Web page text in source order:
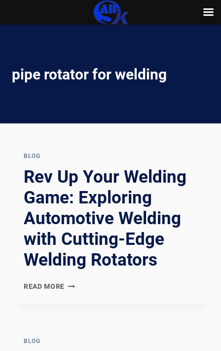
pipe rotator for welding
BLOG
Rev Up Your Welding
Game: Exploring
Automotive Welding
with Cutting-Edge
Welding Rotators
READ MORE REV
BLOG